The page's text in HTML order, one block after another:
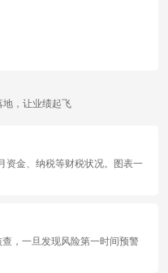
地，让业绩起飞
资金、纳税等财税状况。图表一
，一旦发现风险第一时间预警